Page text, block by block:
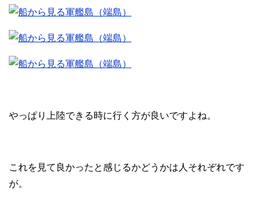
やっぱり上陸できる時に行く方が良いですよね。
これを見て良かったと感じるかどうかは人それぞれです
が。